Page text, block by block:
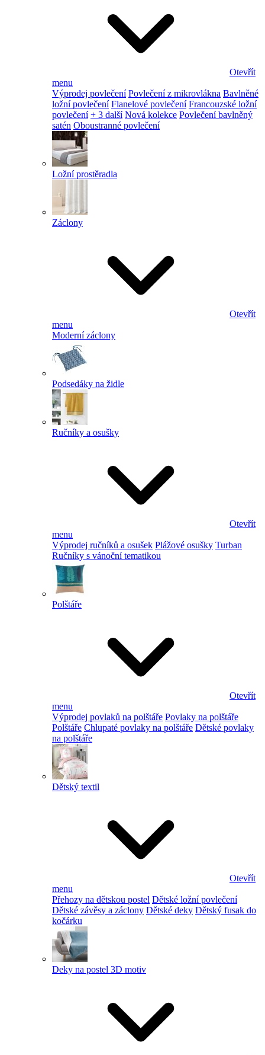
Otevřít
menu
Výprodej povlečení Povlečení z mikrovlákna Bavlněné
ložní povlečení Flanelové povlečení Francouzské ložní
povlečení + 3 další Nová kolekce Povlečení bavlněný
satén Oboustranné povlečení
Ložní prostěradla
Záclony
Otevřít
menu
Moderní záclony
Podsedáky na židle
Ručníky a osušky
Otevřít
menu
Výprodej ručníků a osušek Plážové osušky Turban
Ručníky s vánoční tematikou
Polštáře
Otevřít
menu
Výprodej povlaků na polštáře Povlaky na polštáře
Polštáře Chlupaté povlaky na polštáře Dětské povlaky
na polštáře
Dětský textil
Otevřít
menu
Přehozy na dětskou postel Dětské ložní povlečení
Dětské závěsy a záclony Dětské deky Dětský fusak do
kočárku
Deky na postel 3D motiv